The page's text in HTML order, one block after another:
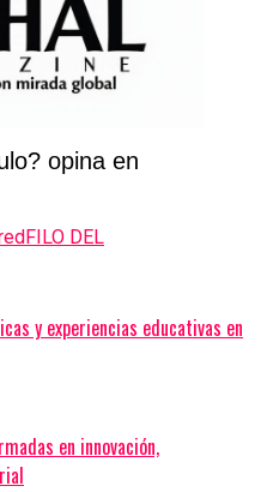
opina en
FILO DEL
y experiencias educativas en
en innovación,